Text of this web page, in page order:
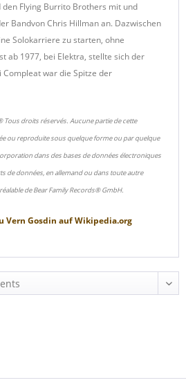
den Flying Burrito Brothers mit und
Bandvon Chris Hillman an. Dazwischen
Solokarriere zu starten, ohne
ab 1977, bei Elektra, stellte sich der
war die Spitze der
Tous droits réservés. Aucune partie de cette
ou reproduite sous quelque forme ou par quelque
dans des bases de données électroniques
de données, en allemand ou dans toute autre
de Bear Family Records® GmbH.
Vern Gosdin aufWikipedia.org